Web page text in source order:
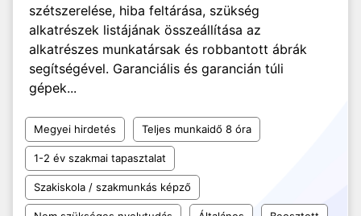
szétszerelése, hiba feltárása, szükség
alkatrészek listájának összeállítása az
alkatrészes munkatársak és robbantott ábrák
segítségével. Garanciális és garancián túli
gépek...
Megyei hirdetés Teljes munkaidő 8 óra
1-2 év szakmai tapasztalat
Szakiskola / szakmunkás képző